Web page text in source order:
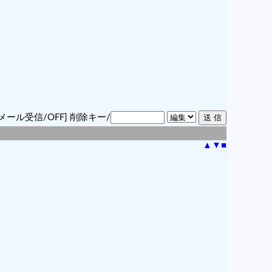
ール受信/OFF] 削除キー/
▲ ▼ ■